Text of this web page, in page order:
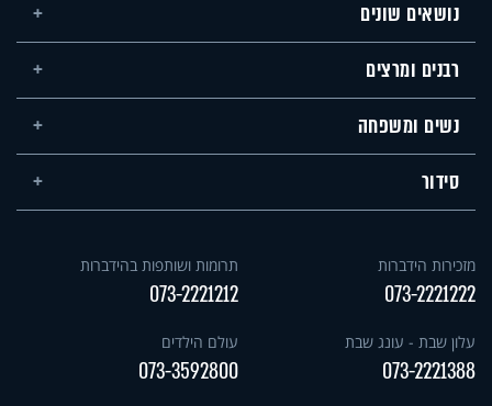
נושאים שונים
רבנים ומרצים
נשים ומשפחה
סידור
מזכירות הידברות
073-2221222
תרומות ושותפות בהידברות
073-2221212
עלון שבת - עונג שבת
073-2221388
עולם הילדים
073-3592800